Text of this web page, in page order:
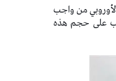
من واجب
على حجم هذه